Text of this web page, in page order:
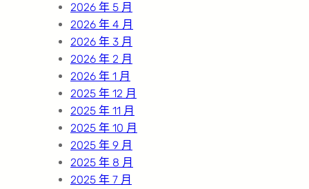
2026 年 5 月
2026 年 4 月
2026 年 3 月
2026 年 2 月
2026 年 1 月
2025 年 12 月
2025 年 11 月
2025 年 10 月
2025 年 9 月
2025 年 8 月
2025 年 7 月